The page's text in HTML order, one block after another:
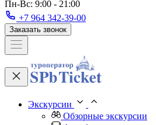
Пн-Вс: 9:00 - 21:00
+7 964 342-39-00
Заказать звонок
Экскурсии
Обзорные экскурсии